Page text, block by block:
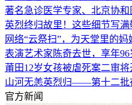
著名急诊医学专家、北京协
英烈终归故里！这些细节写满
网络“云祭扫”，为天堂里的
表演艺术家陈奇去世，享年
莆田12岁女孩被虐死案二审
山河无恙英烈归——第十二批
官方新闻